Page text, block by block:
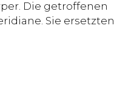
Die getroffenen
Sie ersetzten